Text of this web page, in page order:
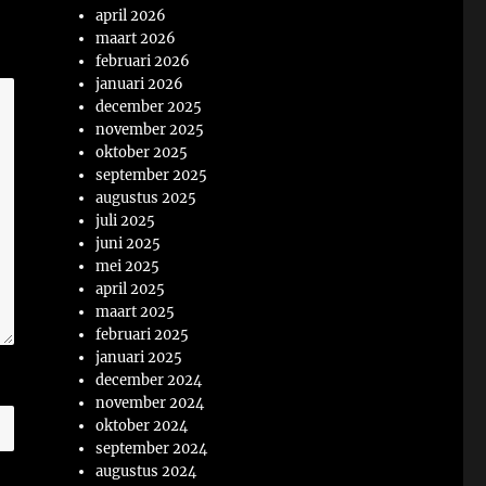
april 2026
maart 2026
februari 2026
januari 2026
december 2025
november 2025
oktober 2025
september 2025
augustus 2025
juli 2025
juni 2025
mei 2025
april 2025
maart 2025
februari 2025
januari 2025
december 2024
november 2024
oktober 2024
september 2024
augustus 2024